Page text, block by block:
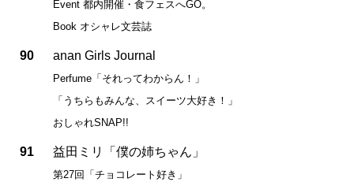
Event 都内開催・食フェスへGO。
Book オシャレ文芸誌
90 anan Girls Journal
Perfume「それってわからん！」
「うちらもみんな、スイーツ大好き！」
おしゃれSNAP!!
91 益田ミリ「僕の姉ちゃん」
第27回「チョコレート好き」